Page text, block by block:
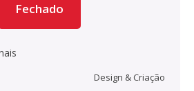
Fechado
Design & Criação